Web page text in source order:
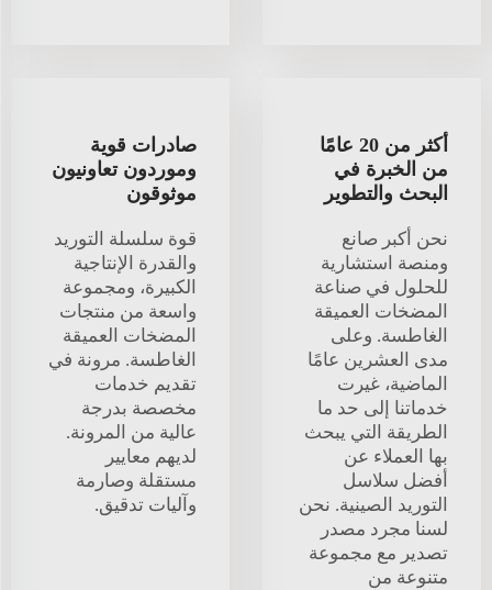
أكثر من 20 عامًا
من الخبرة في
البحث والتطوير
نحن أكبر صانع
ومنصة استشارية
للحلول في صناعة
المضخات العميقة
الغاطسة. وعلى
مدى العشرين عامًا
الماضية، غيرت
خدماتنا إلى حد ما
الطريقة التي يبحث
بها العملاء عن
أفضل سلاسل
التوريد الصينية. نحن
لسنا مجرد مصدر
تصدير مع مجموعة
متنوعة من
صادرات قوية
وموردون تعاونيون
موثوقون
قوة سلسلة التوريد
والقدرة الإنتاجية
الكبيرة، ومجموعة
واسعة من منتجات
المضخات العميقة
الغاطسة. مرونة في
تقديم خدمات
مخصصة بدرجة
عالية من المرونة.
لديهم معايير
مستقلة وصارمة
وآليات تدقيق.